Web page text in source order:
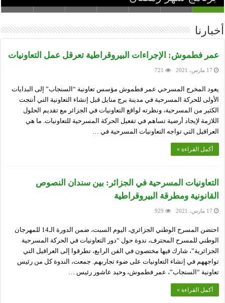
أخبارنا
عمر فطموش: الإجراءات البيروقراطية تعرقل عمل التعاونيات
17 مارس، 2021 721
يعود المخرج المسرحي عمر فطموش مؤسس تعاونية “السنجاب” إلى البدايات
الأولى للحركة المسرحية في مدينة برج منايل قبل إنشاء التعاونية التي أنتجت
الكثير من المسرحية، ونظرته لواقع التعاونيات في الجزائر مع تقديم الحلول
اللازمة لإيجاد أرضية تساهم في تفعيل الحركة المسرحية للتعاونيات. ما هي
العراقيل التي تواجه التعاونيات المسرحية في …
أكمل القراءة »
التعاونيات المسرحية في الجزائر: بين سندان النصوص
القانونية ومطرقة البيروقراطية
17 مارس، 2021 929
احتضن المسرح الوطني الجزائري، اليوم السبت، ضمن الدورة الـ14 للمهرجان
الوطني للمسرح المحترف، ندوة حول “دور التعاونيات في الحركة المسرحية
الجزائرية”، شارك فيها مختصون في الفن الرابع، تطرقوا إلى العراقيل التي
تواجههم في إنشاء التعاونيات على ضوء تجاربهم. جمعت، الندوة كل من رئيس
تعاونية “السنجاب”، عمر فطموش، وحيد عاشور رئيس …
أكمل القراءة »